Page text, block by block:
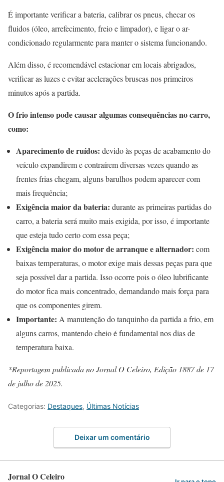
É importante verificar a bateria, calibrar os pneus, checar os
fluidos (óleo, arrefecimento, freio e limpador), e ligar o ar-
condicionado regularmente para manter o sistema funcionando.
Além disso, é recomendável estacionar em locais abrigados,
verificar as luzes e evitar acelerações bruscas nos primeiros
minutos após a partida.
O frio intenso pode causar algumas consequências no carro,
como:
Aparecimento de ruídos: devido às peças de acabamento do
veículo expandirem e contraírem diversas vezes quando as
frentes frias chegam, alguns barulhos podem aparecer com
mais frequência;
Exigência maior da bateria: durante as primeiras partidas do
carro, a bateria será muito mais exigida, por isso, é importante
que esteja tudo certo com essa peça;
Exigência maior do motor de arranque e alternador: com
baixas temperaturas, o motor exige mais dessas peças para que
seja possível dar a partida. Isso ocorre pois o óleo lubrificante
do motor fica mais concentrado, demandando mais força para
que os componentes girem.
Importante: A manutenção do tanquinho da partida a frio, em
alguns carros, mantendo cheio é fundamental nos dias de
temperatura baixa.
*Reportagem publicada no Jornal O Celeiro, Edição 1887 de 17
de julho de 2025.
Categorias: Destaques, Últimas Notícias
Deixar um comentário
Jornal O Celeiro